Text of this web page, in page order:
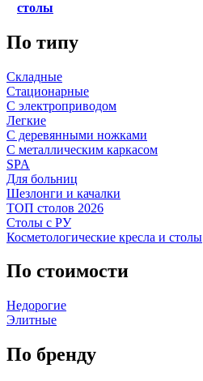
столы
По типу
Складные
Стационарные
С электроприводом
Легкие
С деревянными ножками
С металлическим каркасом
SPA
Для больниц
Шезлонги и качалки
ТОП столов 2026
Столы с РУ
Косметологические кресла и столы
По стоимости
Недорогие
Элитные
По бренду